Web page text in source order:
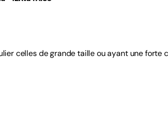
celles de grande taille ou ayant une forte